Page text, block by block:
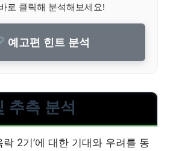
로 클릭해 분석해보세요!
예고편 힌트 분석
추측 분석
락 2기’에 대한 기대와 우려를 동